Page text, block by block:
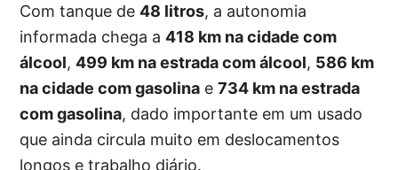
Com tanque de48 litros, a autonomia
informada chega a418 km na cidade com
álcool,499 km na estrada com álcool, 586 km
na cidade com gasolina e734 km na estrada
com gasolina, dado importante em um usado
que ainda circula muito em deslocamentos
longos e trabalho diário.